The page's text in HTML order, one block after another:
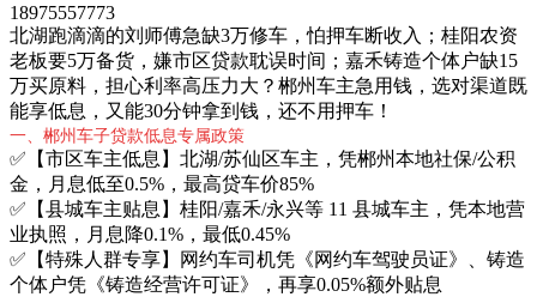
18975557773
北湖跑滴滴的刘师傅急缺3万修车，怕押车断收入；桂阳农资
老板要5万备货，嫌市区贷款耽误时间；嘉禾铸造个体户缺15
万买原料，担心利率高压力大？郴州车主急用钱，选对渠道既
能享低息，又能30分钟拿到钱，还不用押车！
一、郴州车子贷款低息专属政策
✅【市区车主低息】北湖/苏仙区车主，凭郴州本地社保/公积
金，月息低至0.5%，最高贷车价85%
✅【县城车主贴息】桂阳/嘉禾/永兴等 11 县城车主，凭本地营
业执照，月息降0.1%，最低0.45%
✅【特殊人群专享】网约车司机凭《网约车驾驶员证》、铸造
个体户凭《铸造经营许可证》，再享0.05%额外贴息